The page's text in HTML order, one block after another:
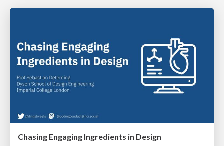
Chasing Engaging Ingredients in Design